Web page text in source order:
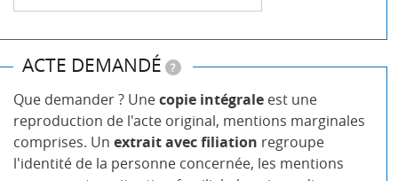
ACTE DEMANDÉ ?
Que demander ? Unecopie intégrale est une
reproduction de l'acte original, mentions marginales
comprises. Unextrait avec filiation regroupe
l'identité de la personne concernée, les mentions